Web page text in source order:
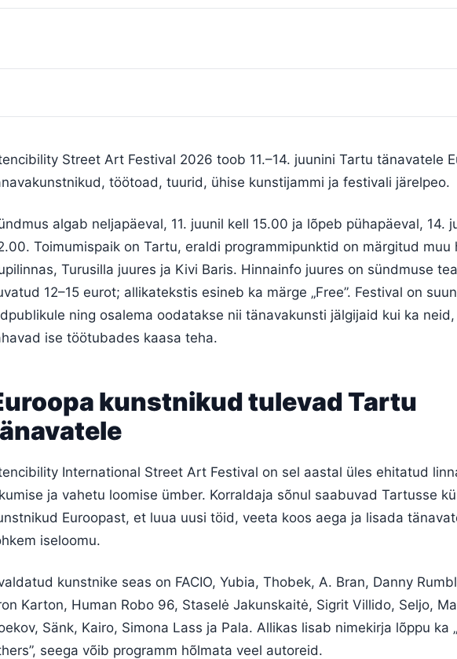
Street Art Festival 2026 toob 11.–14. juunini Tartu tänavatele
töötoad, tuurid, ühise kunstijammi ja festivali järelpeo.
algab neljapäeval, 11. juunil kell 15.00 ja lõpeb pühapäeval, 14.
Toimumispaik on Tartu, eraldi programmipunktid on märgitud muu
Turusilla juures ja Kivi Baris. Hinnainfo juures on sündmuse
12–15 eurot; allikatekstis esineb ka märge „Free”. Festival on
ning osalema oodatakse nii tänavakunsti jälgijaid kui ka neid,
ise töötubades kaasa teha.
kunstnikud tulevad Tartu
International Street Art Festival on sel aastal üles ehitatud
ja vahetu loomise ümber. Korraldaja sõnul saabuvad Tartusse
Euroopast, et luua uusi töid, veeta koos aega ja lisada
iseloomu.
kunstnike seas on FACIO, Yubia, Thobek, A. Bran, Danny
Karton, Human Robo 96, Staselė Jakunskaitė, Sigrit Villido, Seljo,
Sänk, Kairo, Simona Lass ja Pala. Allikas lisab nimekirja lõppu ka
seega võib programm hõlmata veel autoreid.